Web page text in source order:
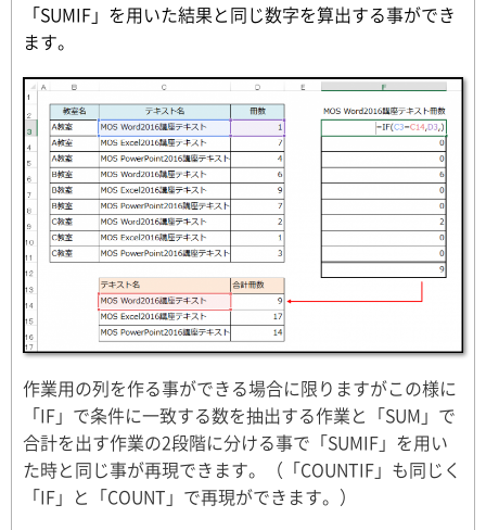
「SUMIF」を用いた結果と同じ数字を算出する事ができ
ます。
作業用の列を作る事ができる場合に限りますがこの様に
「IF」で条件に一致する数を抽出する作業と「SUM」で
合計を出す作業の2段階に分ける事で「SUMIF」を用い
た時と同じ事が再現できます。（「COUNTIF」も同じく
「IF」と「COUNT」で再現ができます。）